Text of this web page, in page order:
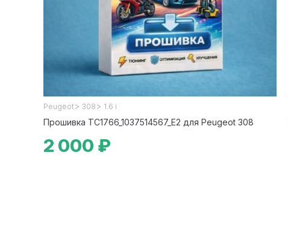
Peugeot > 308 > 1.6 i
Прошивка TC1766_1037514567_E2 для Peugeot 308
2 000 ₽